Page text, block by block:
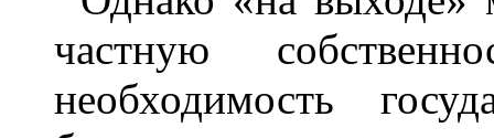
частную
необходимость